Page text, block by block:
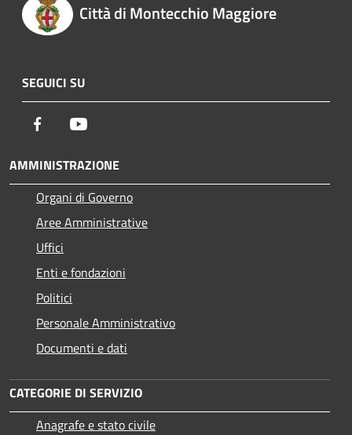
Città di Montecchio Maggiore
SEGUICI SU
Facebook
AMMINISTRAZIONE
Organi di Governo
Aree Amministrative
Uffici
Enti e fondazioni
Politici
Personale Amministrativo
Documenti e dati
CATEGORIE DI SERVIZIO
Anagrafe e stato civile